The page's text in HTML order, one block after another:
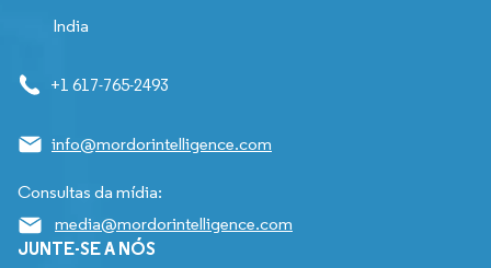
India
+1 617-765-2493
info@mordorintelligence.com
Consultas da mídia:
media@mordorintelligence.com
JUNTE-SE A NÓS